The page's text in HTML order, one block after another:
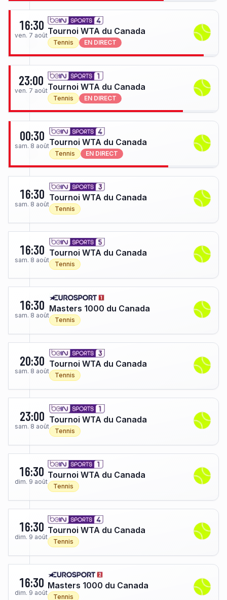
16:30
ven. 7 aoûtTournoi WTA du Canada
Tennis EN DIRECT
23:00
ven. 7 aoûtTournoi WTA du Canada
Tennis EN DIRECT
00:30
sam. 8 aoûtTournoi WTA du Canada
Tennis EN DIRECT
16:30
sam. 8 août
Tournoi WTA du Canada
Tennis
16:30
sam. 8 août
Tournoi WTA du Canada
Tennis
16:30
sam. 8 août
Masters 1000 du Canada
Tennis
20:30
sam. 8 août
Tournoi WTA du Canada
Tennis
23:00
sam. 8 août
Tournoi WTA du Canada
Tennis
16:30
dim. 9 août
Tournoi WTA du Canada
Tennis
16:30
dim. 9 août
Tournoi WTA du Canada
Tennis
16:30
dim. 9 août
Masters 1000 du Canada
Tennis